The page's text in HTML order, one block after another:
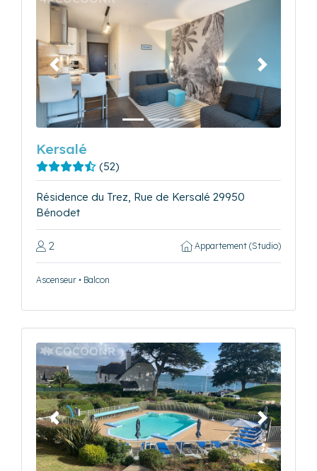
Précédent Suivant
Kersalé
(52)
Résidence du Trez, Rue de Kersalé 29950
Bénodet
2 Appartement (Studio)
Ascenseur • Balcon
Précédent Suivant